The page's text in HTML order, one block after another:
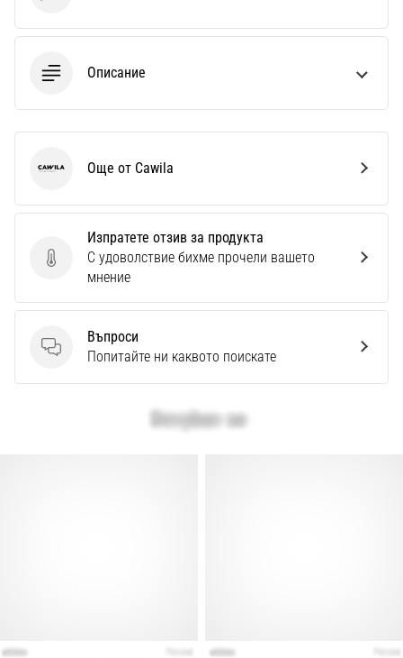
Описание
Изпратете отзив за продукта
Изпратете отзив за продукта
С удоволствие бихме прочели вашето
мнение
Въпроси
Въпроси
Попитайте ни каквото поискате
Cawila Още от Cawila